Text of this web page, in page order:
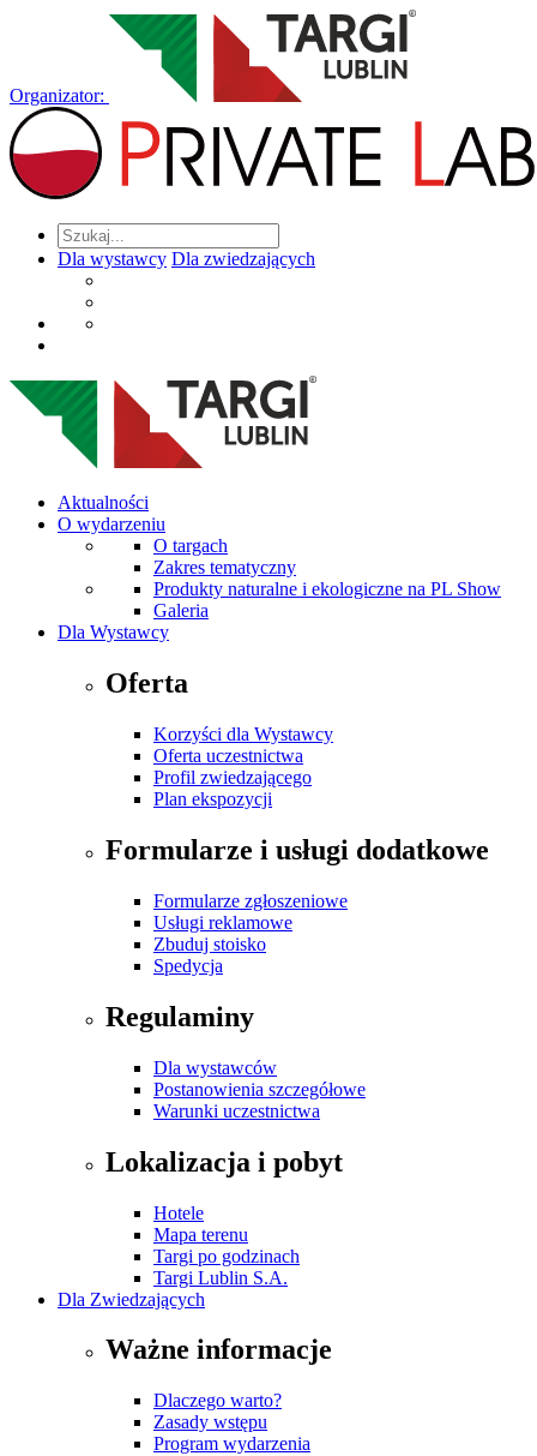
Organizator:
Dla wystawcy Dla zwiedzających
Aktualności
O wydarzeniu
O targach
Zakres tematyczny
Produkty naturalne i ekologiczne na PL Show
Galeria
Dla Wystawcy
Oferta
Korzyści dla Wystawcy
Oferta uczestnictwa
Profil zwiedzającego
Plan ekspozycji
Formularze i usługi dodatkowe
Formularze zgłoszeniowe
Usługi reklamowe
Zbuduj stoisko
Spedycja
Regulaminy
Dla wystawców
Postanowienia szczegółowe
Warunki uczestnictwa
Lokalizacja i pobyt
Hotele
Mapa terenu
Targi po godzinach
Targi Lublin S.A.
Dla Zwiedzających
Ważne informacje
Dlaczego warto?
Zasady wstępu
Program wydarzenia